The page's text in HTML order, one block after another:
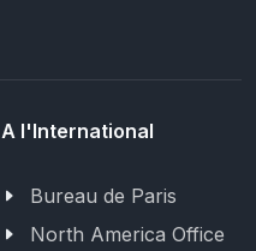
A l'International
Bureau de Paris
North America Office